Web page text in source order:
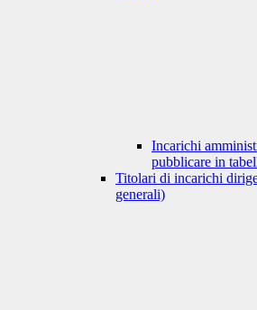
Incarichi
pubblicare in
Titolari di incarichi
generali)